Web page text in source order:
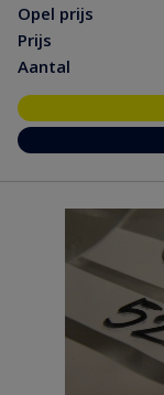
Opel prijs
Prijs
Aantal